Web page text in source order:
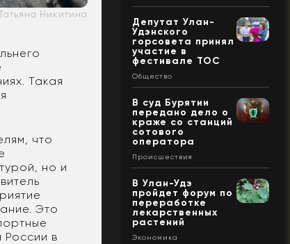
Никитина
Такая
что
но и
Это
в
Депутат Улан-
Удэнского
горсовета принял
участие в
фестивале ТОС
Общество
В суд Бурятии
передано дело о
краже со станций
сотового
оператора
Происшествия
В Улан-Удэ
пройдет форум по
переработке
лекарственных
растений
Экономика